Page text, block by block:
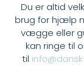
Du er altid
brug for hjælp
vægge eller
kan ringe til
til